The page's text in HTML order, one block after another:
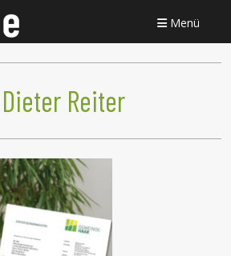
Menü
Dieter Reiter